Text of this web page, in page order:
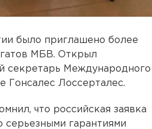
было приглашено более
МБВ. Открыл
секретарь Международного
Гонсалес Лоссерталес.
что российская заявка
серьезными гарантиями